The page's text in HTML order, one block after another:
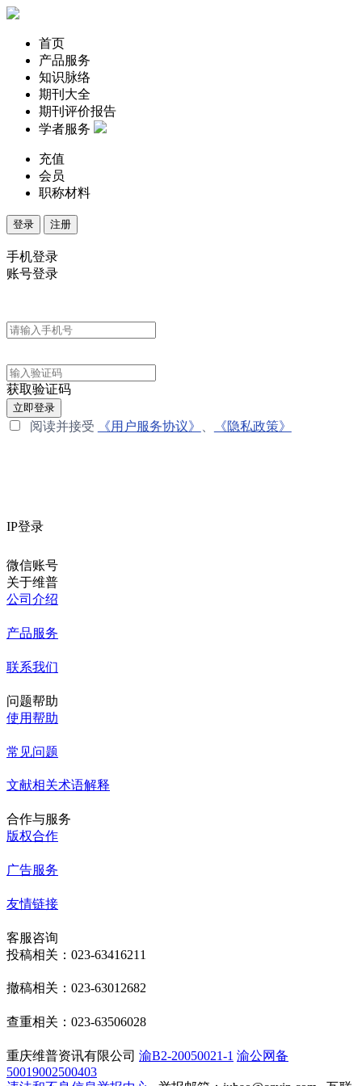
首页
产品服务
知识脉络
期刊大全
期刊评价报告
学者服务
充值
会员
职称材料
登录 注册
手机登录
账号登录
获取验证码
立即登录
阅读并接受 《用户服务协议》 《隐私政策》
IP登录
微信账号
关于维普
公司介绍
产品服务
联系我们
问题帮助
使用帮助
常见问题
文献相关术语解释
合作与服务
版权合作
广告服务
友情链接
客服咨询
投稿相关：023-63416211
撤稿相关：023-63012682
查重相关：023-63506028
重庆维普资讯有限公司 渝B2-20050021-1 渝公网备
50019002500403